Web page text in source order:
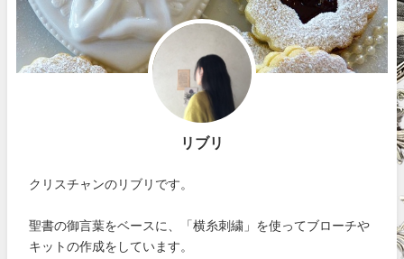
リブリ
クリスチャンのリブリです。
聖書の御言葉をベースに、「横糸刺繍」を使ってブローチや
キットの作成をしています。